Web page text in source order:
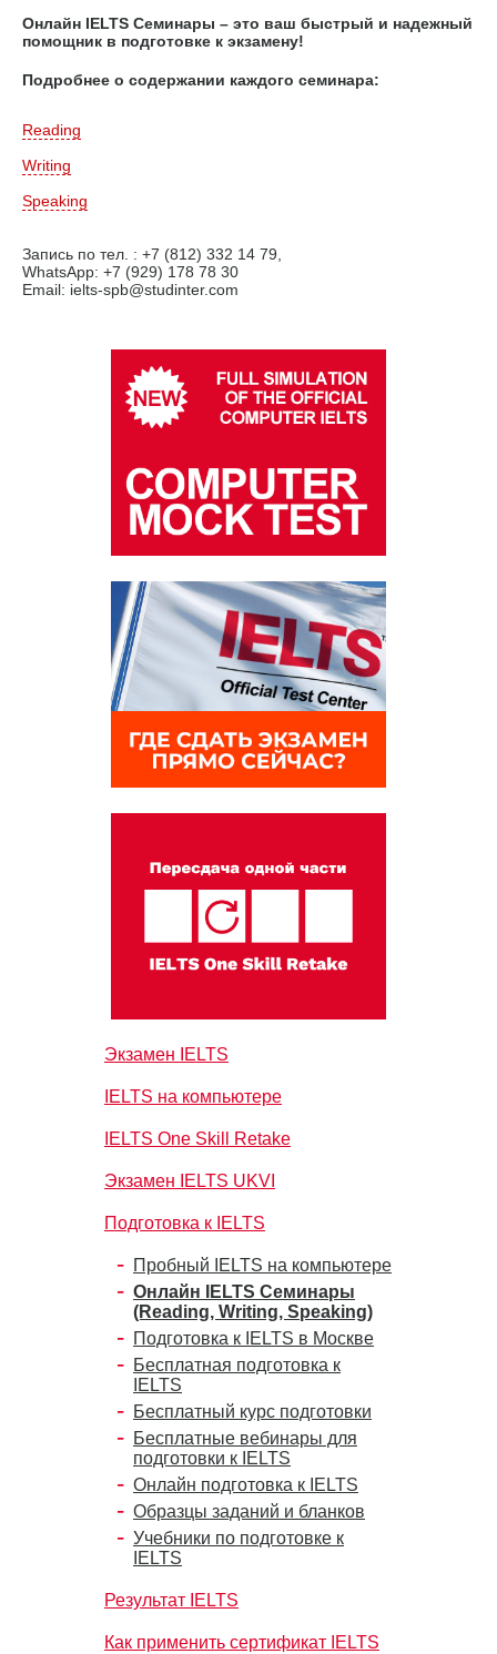
Онлайн IELTS Семинары – это ваш быстрый и надежный
помощник в подготовке к экзамену!
Подробнее о содержании каждого семинара:
Reading
Writing
Speaking
Запись по тел. : +7 (812) 332 14 79,
WhatsApp: +7 (929) 178 78 30
Email: ielts-spb@studinter.com
Экзамен IELTS
IELTS на компьютере
IELTS One Skill Retake
Экзамен IELTS UKVI
Подготовка к IELTS
Пробный IELTS на компьютере
Онлайн IELTS Семинары
(Reading, Writing, Speaking)
Подготовка к IELTS в Москве
Бесплатная подготовка к
IELTS
Бесплатный курс подготовки
Бесплатные вебинары для
подготовки к IELTS
Онлайн подготовка к IELTS
Образцы заданий и бланков
Учебники по подготовке к
IELTS
Результат IELTS
Как применить сертификат IELTS